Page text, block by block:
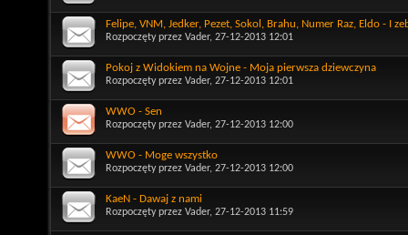
Felipe, VNM, Jedker, Pezet, Sokol, Brahu, Numer Raz, Eldo - I
Rozpoczęty przez Vader, 27-12-2013 12:01
Pokoj z Widokiem na Wojne - Moja pierwsza dziewczyna
Rozpoczęty przez Vader, 27-12-2013 12:01
WWO - Sen
Rozpoczęty przez Vader, 27-12-2013 12:00
WWO - Moge wszystko
Rozpoczęty przez Vader, 27-12-2013 12:00
KaeN - Dawaj z nami
Rozpoczęty przez Vader, 27-12-2013 11:59